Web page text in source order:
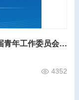
关于组织推荐中国汽车工程学会第三届青年工作委员会委员候选人的通知
4352